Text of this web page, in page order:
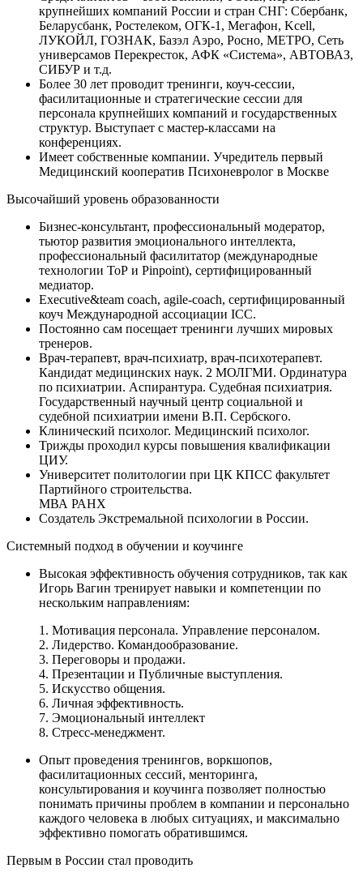
крупнейших компаний России и стран СНГ: Сбербанк,
Беларусбанк, Ростелеком, ОГК-1, Мегафон, Kcell,
ЛУКОЙЛ, ГОЗНАК, Базэл Аэро, Росно, МЕТРО, Сеть
универсамов Перекресток, АФК «Система», АВТОВАЗ,
СИБУР и т.д.
Более 30 лет проводит тренинги, коуч-сессии,
фасилитационные и стратегические сессии для
персонала крупнейших компаний и государственных
структур. Выступает с мастер-классами на
конференциях.
Имеет собственные компании. Учредитель первый
Медицинский кооператив Психоневролог в Москве
Высочайший уровень образованности
Бизнес-консультант, профессиональный модератор,
тьютор развития эмоционального интеллекта,
профессиональный фасилитатор (международные
технологии ТоР и Pinpoint), сертифицированный
медиатор.
Executive&team coach, agile-coach, сертифицированный
коуч Международной ассоциации ICC.
Постоянно сам посещает тренинги лучших мировых
тренеров.
Врач-терапевт, врач-психиатр, врач-психотерапевт.
Кандидат медицинских наук. 2 МОЛГМИ. Ординатура
по психиатрии. Аспирантура. Судебная психиатрия.
Государственный научный центр социальной и
судебной психиатрии имени В.П. Сербского.
Клинический психолог. Медицинский психолог.
Трижды проходил курсы повышения квалификации
ЦИУ.
Университет политологии при ЦК КПСС факультет
Партийного строительства.
МВА РАНХ
Создатель Экстремальной психологии в России.
Системный подход в обучении и коучинге
Высокая эффективность обучения сотрудников, так как
Игорь Вагин тренирует навыки и компетенции по
нескольким направлениям:
1. Мотивация персонала. Управление персоналом.
2. Лидерство. Командообразование.
3. Переговоры и продажи.
4. Презентации и Публичные выступления.
5. Искусство общения.
6. Личная эффективность.
7. Эмоциональный интеллект
8. Стресс-менеджмент.
Опыт проведения тренингов, воркшопов,
фасилитационных сессий, менторинга,
консультирования и коучинга позволяет полностью
понимать причины проблем в компании и персонально
каждого человека в любых ситуациях, и максимально
эффективно помогать обратившимся.
Первым в России стал проводить